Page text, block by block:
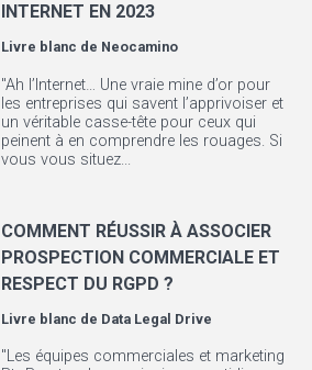
INTERNET EN 2023
Livre blanc de Neocamino
"Ah l’Internet… Une vraie mine d’or pour
les entreprises qui savent l’apprivoiser et
un véritable casse-tête pour ceux qui
peinent à en comprendre les rouages. Si
vous vous situez...
COMMENT RÉUSSIR À ASSOCIER
PROSPECTION COMMERCIALE ET
RESPECT DU RGPD ?
Livre blanc de Data Legal Drive
"Les équipes commerciales et marketing